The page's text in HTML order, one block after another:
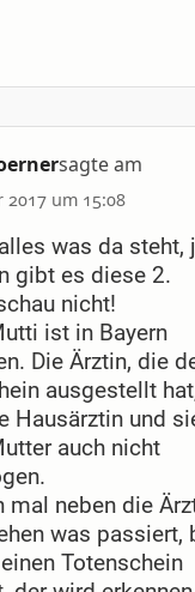
sagte am
2017 um 15:08
was da steht,
gibt es diese 2.
nicht!
ist in Bayern
Die Ärztin, die
ausgestellt
Hausärztin und
auch nicht
mal neben die
was passiert,
Totenschein